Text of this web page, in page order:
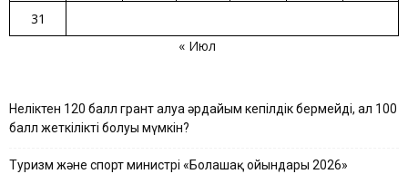
31
« Июл
Неліктен 120 балл грант алуға әрдайым кепілдік бермейді, ал 100
балл жеткілікті болуы мүмкін?
Туризм және спорт министрі «Болашақ ойындары 2026»